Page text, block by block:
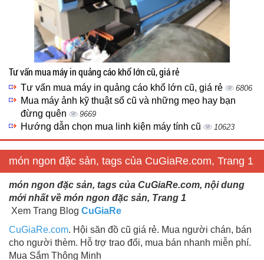
Tư vấn mua máy in quảng cáo khổ lớn cũ, giá rẻ
Tư vấn mua máy in quảng cáo khổ lớn cũ, giá rẻ 6806
Mua máy ảnh kỹ thuật số cũ và những mẹo hay bạn
đừng quên
9669
Hướng dẫn chọn mua linh kiện máy tính cũ 10623
món ngon đặc sản, tags của CuGiaRe.com, Trang 1
món ngon đặc sản, tags của CuGiaRe.com, nội dung
mới nhất về món ngon đặc sản, Trang 1
Xem Trang Blog CuGiaRe
CuGiaRe.com. Hội săn đồ cũ giá rẻ. Mua người chán, bán
cho người thèm. Hỗ trợ trao đổi, mua bán nhanh miễn phí.
Mua Sắm Thông Minh